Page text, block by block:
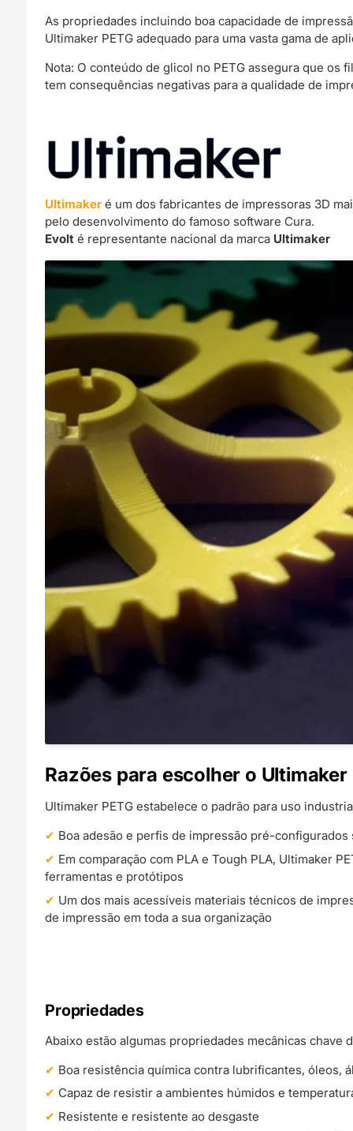
As propriedades incluindo boa capacidade de
Ultimaker PETG adequado para uma vasta gama de
Nota: O conteúdo de glicol no PETG assegura que
tem consequências negativas para a qualidade de
Ultimakeré um dos fabricantes de impressoras 3D
pelo desenvolvimento do famoso software Cura.
Evolt é representante nacional da marca Ultimaker
Razões para escolher o Ultimaker
Ultimaker PETG estabelece o padrão para uso
Boa adesão e perfis de impressão pré-
Em comparação com PLA e Tough PLA, Ultimaker
ferramentas e protótipos
Um dos mais acessíveis materiais técnicos de
de impressão em toda a sua organização
Propriedades
Abaixo estão algumas propriedades mecânicas chave
Boa resistência química contra lubrificantes, óleos,
Capaz de resistir a ambientes húmidos e
Resistente e resistente ao desgaste